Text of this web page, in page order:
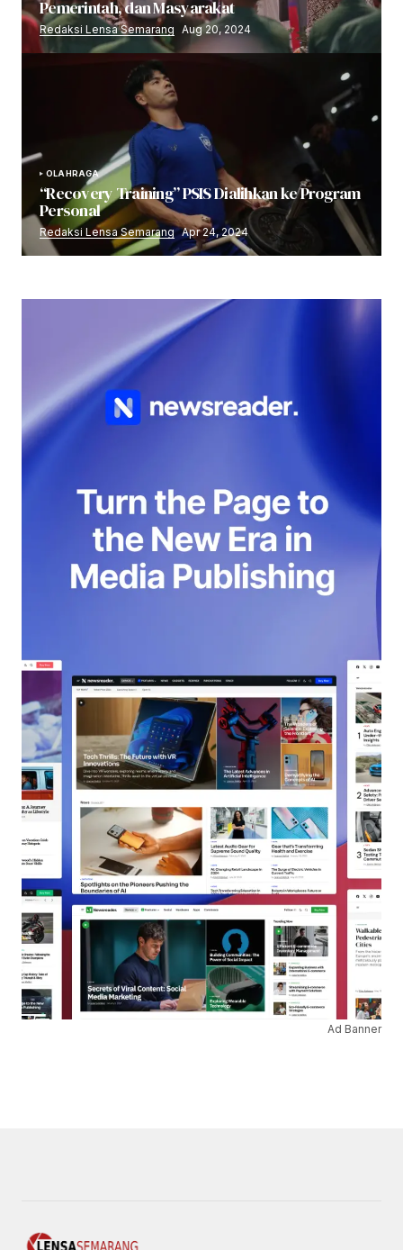
Pemerintah, dan Masyarakat
Redaksi Lensa Semarang Aug 20, 2024
OLAHRAGA
“Recovery Training” PSIS Dialihkan ke Program
Personal
Redaksi Lensa Semarang Apr 24, 2024
Ad Banner